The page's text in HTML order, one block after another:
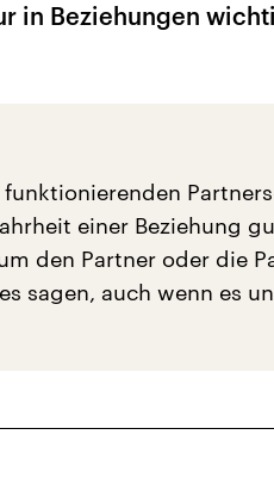
in Beziehungen
einer Beziehung
den Partner oder die
sagen, auch wenn es